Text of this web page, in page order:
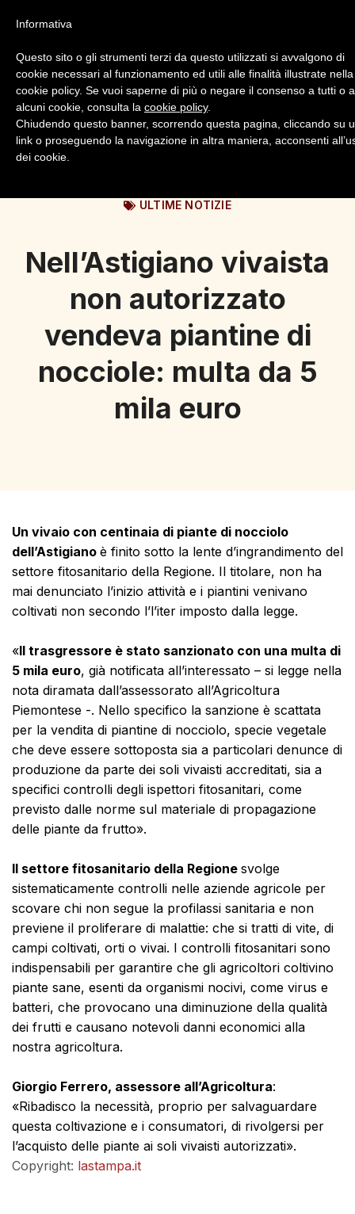
Login Registrazione
ULTIME NOTIZIE
Nell’Astigiano vivaista
non autorizzato
vendeva piantine di
nocciole: multa da 5
mila euro
Un vivaio con centinaia di piante di nocciolo
dell’Astigiano è finito sotto la lente d’ingrandimento del
settore fitosanitario della Regione. Il titolare, non ha
mai denunciato l’inizio attività e i piantini venivano
coltivati non secondo l’l’iter imposto dalla legge.
«Il trasgressore è stato sanzionato con una multa di
5 mila euro, già notificata all’interessato – si legge nella
nota diramata dall’assessorato all’Agricoltura
Piemontese -. Nello specifico la sanzione è scattata
per la vendita di piantine di nocciolo, specie vegetale
che deve essere sottoposta sia a particolari denunce di
produzione da parte dei soli vivaisti accreditati, sia a
specifici controlli degli ispettori fitosanitari, come
previsto dalle norme sul materiale di propagazione
delle piante da frutto».
Il settore fitosanitario della Regione svolge
sistematicamente controlli nelle aziende agricole per
scovare chi non segue la profilassi sanitaria e non
previene il proliferare di malattie: che si tratti di vite, di
campi coltivati, orti o vivai. I controlli fitosanitari sono
indispensabili per garantire che gli agricoltori coltivino
piante sane, esenti da organismi nocivi, come virus e
batteri, che provocano una diminuzione della qualità
dei frutti e causano notevoli danni economici alla
nostra agricoltura.
Giorgio Ferrero, assessore all’Agricoltura:
«Ribadisco la necessità, proprio per salvaguardare
questa coltivazione e i consumatori, di rivolgersi per
l’acquisto delle piante ai soli vivaisti autorizzati».
Copyright: lastampa.it
Informativa
Questo sito o gli strumenti terzi da questo utilizzati si avvalgono di
cookie necessari al funzionamento ed utili alle finalità illustrate nella
cookie policy. Se vuoi saperne di più o negare il consenso a tutti o
alcuni cookie, consulta la cookie policy.
Chiudendo questo banner, scorrendo questa pagina, cliccando su
link o proseguendo la navigazione in altra maniera, acconsenti
dei cookie.